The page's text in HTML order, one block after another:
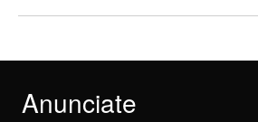
Anunciate